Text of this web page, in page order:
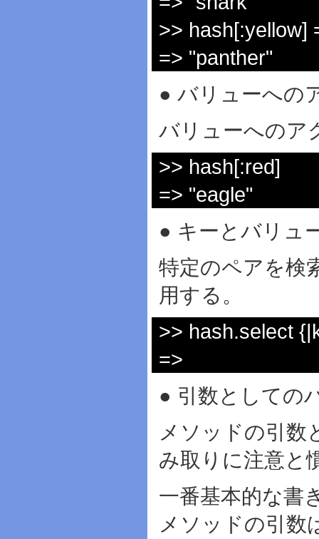
>> hash[:yellow]
=> "panther"
● バリューへの
バリューへのア
>> hash[:red]
=> "eagle"
● キーとバリュ
特定のペアを検
用する。
>> hash.select
=>
● 引数としての
メソッドの引数
み取りに注意と
一番基本的な書
メソッドの引数